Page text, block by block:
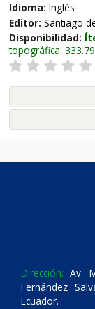
Idioma: Inglés
Editor: Santiago
Disponibilidad:
topográfica:
Dirección: Av.
Fernández
Ecuador.